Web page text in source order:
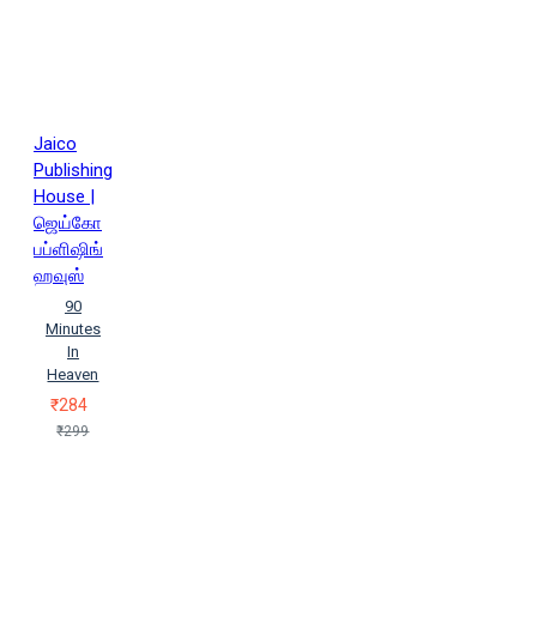
Jaico
Publishing
House |
ஜெய்கோ
பப்ளிஷிங்
ஹவுஸ்
90
Minutes
In
Heaven
₹284
₹299